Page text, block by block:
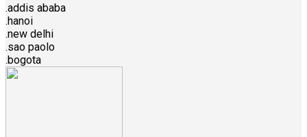
.addis ababa
.hanoi
.new delhi
.sao paolo
.bogota